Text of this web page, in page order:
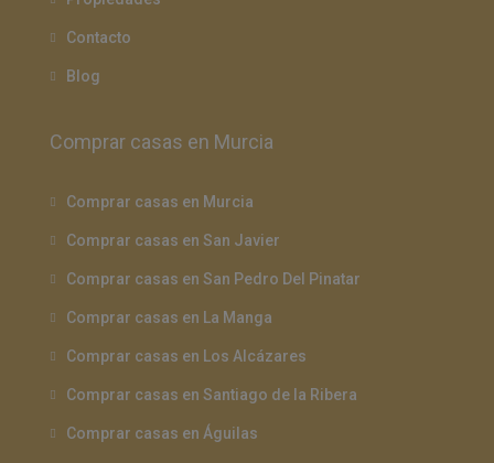
Contacto
Blog
Comprar casas en Murcia
Comprar casas en Murcia
Comprar casas en San Javier
Comprar casas en San Pedro Del Pinatar
Comprar casas en La Manga
Comprar casas en Los Alcázares
Comprar casas en Santiago de la Ribera
Comprar casas en Águilas